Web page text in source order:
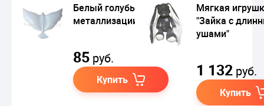
Белый голубь (без
металлизации)
85 руб.
Купить
Мягкая
"Зайка с
ушами"
1 132 руб.
Купить